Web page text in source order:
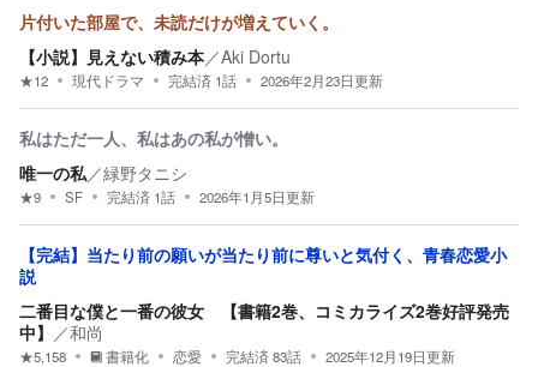
片付いた部屋で、未読だけが増えていく。
【小説】見えない積み本／Aki Dortu
★12 現代ドラマ 完結済 1話 2026年2月23日更新
私はただ一人、私はあの私が憎い。
唯一の私／緑野タニシ
★9 SF 完結済 1話 2026年1月5日更新
【完結】当たり前の願いが当たり前に尊いと気付く、青春恋愛小
説
二番目な僕と一番の彼女 【書籍2巻、コミカライズ2巻好評発売
中】 ／和尚
★5,158 書籍化 恋愛 完結済 83話 2025年12月19日更新